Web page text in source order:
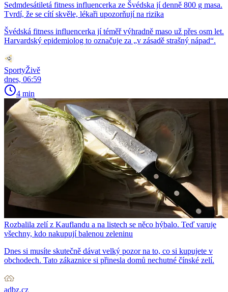
Sedmdesátiletá fitness influencerka ze Švédska jí denně 800 g masa.
Tvrdí, že se cítí skvěle, lékaři upozorňují na rizika
Švédská fitness influencerka jí téměř výhradně maso už přes osm let.
Harvardský epidemiolog to označuje za „v zásadě strašný nápad“.
SportyŽivě
dnes, 06:59
4 min
Rozbalila zelí z Kauflandu a na listech se něco hýbalo. Teď varuje
všechny, kdo nakupují balenou zeleninu
Dnes si musíte skutečně dávat velký pozor na to, co si kupujete v
obchodech. Tato zákaznice si přinesla domů nechutné čínské zelí.
adbz.cz